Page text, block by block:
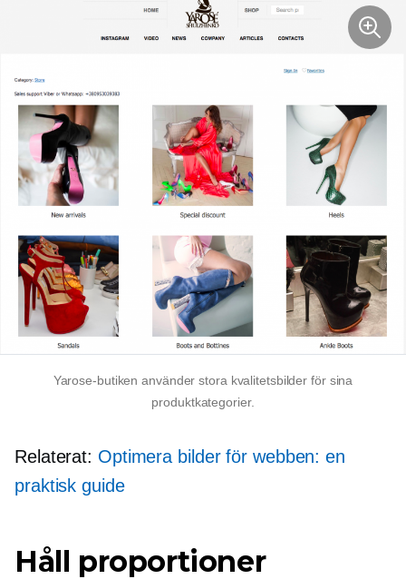
Yarose-butiken använder stora kvalitetsbilder för sina
produktkategorier.
Relaterat: Optimera bilder för webben: en
praktisk guide
Håll proportioner